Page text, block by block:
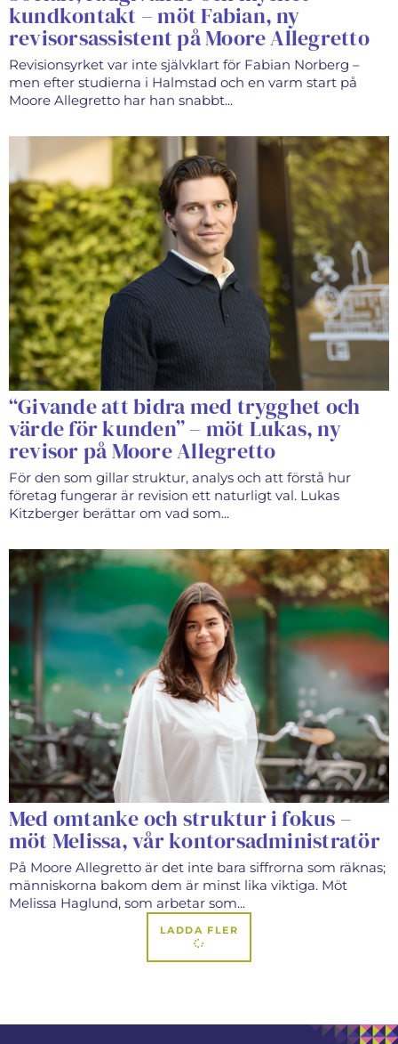
kundkontakt – möt Fabian, ny
revisorsassistent på Moore Allegretto
Revisionsyrket var inte självklart för Fabian Norberg –
men efter studierna i Halmstad och en varm start på
Moore Allegretto har han snabbt...
“Givande att bidra med trygghet och
värde för kunden” – möt Lukas, ny
revisor på Moore Allegretto
För den som gillar struktur, analys och att förstå hur
företag fungerar är revision ett naturligt val. Lukas
Kitzberger berättar om vad som...
Med omtanke och struktur i fokus –
möt Melissa, vår kontorsadministratör
På Moore Allegretto är det inte bara siffrorna som räknas;
människorna bakom dem är minst lika viktiga. Möt
Melissa Haglund, som arbetar som...
LADDA FLER